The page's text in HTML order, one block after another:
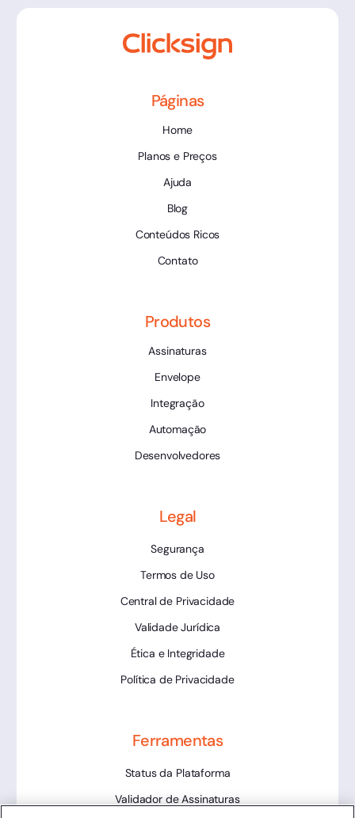
Páginas
Home
Planos e Preços
Ajuda
Blog
Conteúdos Ricos
Contato
Produtos
Assinaturas
Envelope
Integração
Automação
Desenvolvedores
Legal
Segurança
Termos de Uso
Central de Privacidade
Validade Jurídica
Ética e Integridade
Política de Privacidade
Ferramentas
Status da Plataforma
Validador de Assinaturas